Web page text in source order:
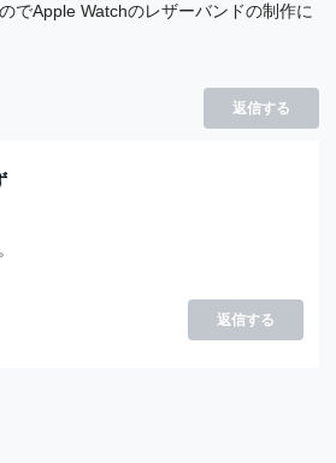
でApple Watchのレザーバンドの制作に
返信する
返信する